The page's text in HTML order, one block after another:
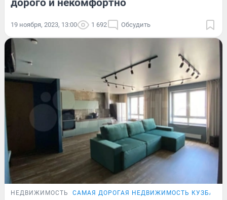
дорого и некомфортно
19 ноября, 2023, 13:00 1 692 Обсудить
НЕДВИЖИМОСТЬ САМАЯ ДОРОГАЯ НЕДВИЖИМОСТЬ КУЗБАССА